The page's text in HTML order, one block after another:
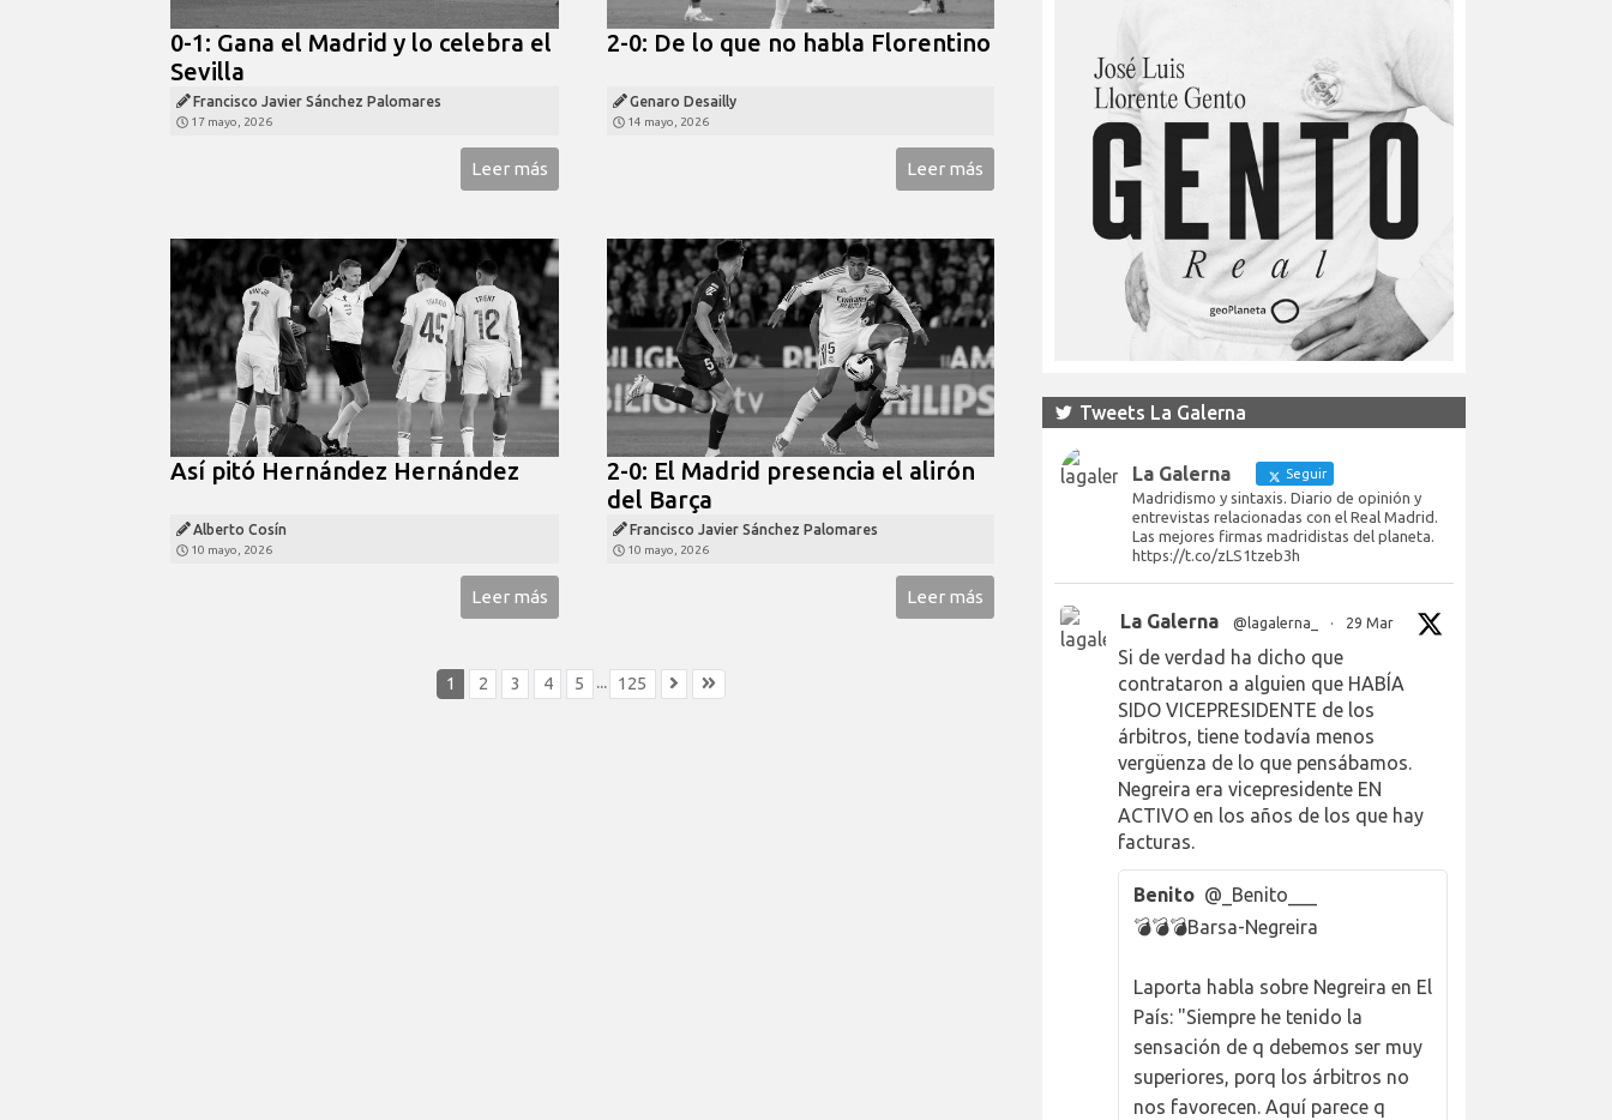
0-1: Gana el Madrid y lo celebra el
Sevilla
Francisco Javier Sánchez Palomares
17 mayo, 2026
Leer más
2-0: De lo que no habla Florentino
Genaro Desailly
14 mayo, 2026
Leer más
Así pitó Hernández Hernández
Alberto Cosín
10 mayo, 2026
Leer más
2-0: El Madrid presencia el alirón
del Barça
Francisco Javier Sánchez Palomares
10 mayo, 2026
Leer más
1 2 3 4 5 ... 125
Tweets La Galerna
La Galerna Seguir
Madridismo y sintaxis. Diario de opinión y
entrevistas relacionadas con el Real Madrid.
Las mejores firmas madridistas del planeta.
https://t.co/zLS1tzeb3h
La Galerna @lagalerna_ · 29 Mar
Si de verdad ha dicho que
contrataron a alguien que HABÍA
SIDO VICEPRESIDENTE de los
árbitros, tiene todavía menos
vergüenza de lo que pensábamos.
Negreira era vicepresidente EN
ACTIVO en los años de los que hay
facturas.
Benito @_Benito___
💣💣💣Barsa-Negreira
Laporta habla sobre Negreira en El
País: "Siempre he tenido la
sensación de q debemos ser muy
superiores, porq los árbitros no
nos favorecen. Aquí parece q